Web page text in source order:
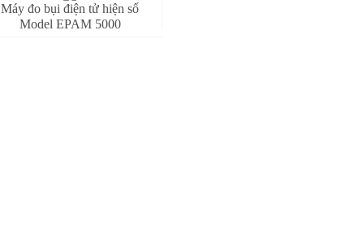
Máy đo bụi điện tử hiện số
Model EPAM 5000